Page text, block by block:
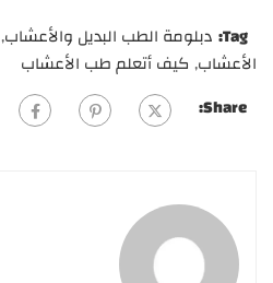
Tag: دبلومة الطب البديل والأعشاب,
الأعشاب, كيف أتعلم طب الأعشاب
Share: